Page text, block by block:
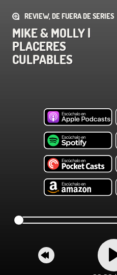
REVIEW, DE FUERA DE SERIES
MIKE & MOLLY |
PLACERES
CULPABLES